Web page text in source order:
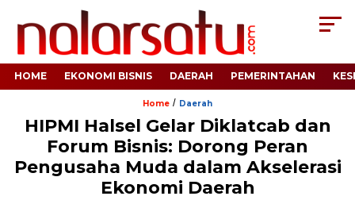
HOME EKONOMI BISNIS DAERAH PEMERINTAHAN
Home / Daerah
HIPMI Halsel Gelar Diklatcab dan
Forum Bisnis: Dorong Peran
Pengusaha Muda dalam Akselerasi
Ekonomi Daerah